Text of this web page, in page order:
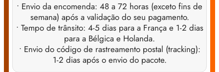
• Envio da encomenda: 48 a 72 horas (exceto fins de
semana) após a validação do seu pagamento.
• Tempo de trânsito: 4-5 dias para a França e 1-2 dias
para a Bélgica e Holanda.
• Envio do código de rastreamento postal (tracking):
1-2 dias após o envio do pacote.